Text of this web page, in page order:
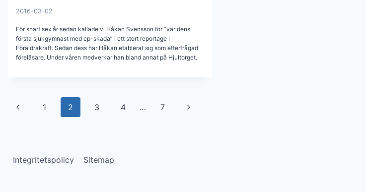
2016-03-02
För snart sex år sedan kallade vi Håkan Svensson för ”världens
första sjukgymnast med cp-skada” i ett stort reportage i
Föräldrakraft. Sedan dess har Håkan etablerat sig som efterfrågad
föreläsare. Under våren medverkar han bland annat på Hjultorget.
Page
Previous
1 2 3 4 … 7
Next
Integritetspolicy Sitemap